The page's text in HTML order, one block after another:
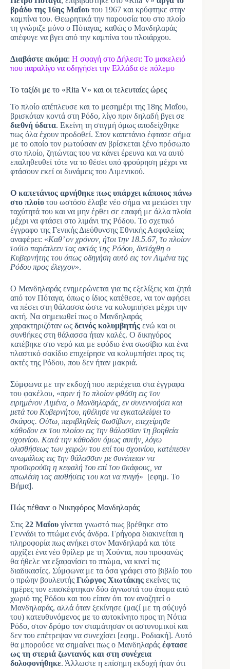
βράδυ της 16ης Μαΐου του 1967 και κρύφτηκε στην
καμπίνα του. Θεωρητικά την παρουσία του στο πλοίο
τη γνώριζε μόνο ο Πόταγας, καθώς ο Μανδηλαράς
απέφυγε να βγει από την καμπίνα του πλοιάρχου.
Διαβάστε ακόμα: Η σφαγή στο Δήλεσι: Το μακελειό
που παραλίγο να οδηγήσει την Ελλάδα σε πόλεμο
Το ταξίδι με το «Rita V» και οι τελευταίες ώρες
Το πλοίο απέπλευσε και το μεσημέρι της 18ης Μαΐου,
βρισκόταν κοντά στη Ρόδο, λίγο πριν δηλαδή βγει σε
διεθνή ύδατα. Εκείνη τη στιγμή όμως αποδείχθηκε
πως όλα έχουν προδοθεί. Στον καπετάνιο έφτασε σήμα
με το οποίο τον ρωτούσαν αν βρίσκεται ξένο πρόσωπο
στο πλοίο, ζητώντας του να κάνει έρευνα και να αυτό
επαληθευθεί τότε να το θέσει υπό φρούρηση μέχρι να
φτάσουν εκεί οι δυνάμεις του Λιμενικού.
Ο καπετάνιος αρνήθηκε πως υπάρχει κάποιος πάνω
στο πλοίο του ωστόσο έλαβε νέο σήμα να μειώσει την
ταχύτητά του και να μην έρθει σε επαφή με άλλα πλοία
μέχρι να φτάσει στο λιμάνι της Ρόδου. Το σχετικό
έγγραφο της Γενικής Διεύθυνσης Εθνικής Ασφαλείας
αναφέρει: «Καθ’ ον χρόνον, ήτοι την 18.5.67, το πλοίον
τούτο παρέπλεεν τας ακτάς της Ρόδου, διετάχθη ο
Κυβερνήτης του όπως οδηγήση αυτό εις τον Λιμένα της
Ρόδου προς έλεγχον».
Ο Μανδηλαράς ενημερώνεται για τις εξελίξεις και ζητά
από τον Πόταγα, όπως ο ίδιος κατέθεσε, να τον αφήσει
να πέσει στη θάλασσα ώστε να κολυμπήσει μέχρι την
ακτή. Να σημειωθεί πως ο Μανδηλαράς
χαρακτηριζόταν ως δεινός κολυμβητής ενώ και οι
συνθήκες στη θάλασσα ήταν καλές. Ο δικηγόρος
κατέβηκε στο νερό και με εφόδιο ένα σωσίβιο και ένα
πλαστικό σακίδιο επιχείρησε να κολυμπήσει προς τις
ακτές της Ρόδου, που δεν ήταν μακριά.
Σύμφωνα με την εκδοχή που περιέχεται στα έγγραφα
του φακέλου, «πριν ή το πλοίον φθάση εις τον
ειρημένον Λιμένα, ο Μανδηλαράς, εν συνεννοήσει και
μετά του Κυβερνήτου, ηθέλησε να εγκαταλείψει το
σκάφος. Ούτω, περιβληθείς σωσίβιον, επεχείρησε
κάθοδον εκ του πλοίου εις την θάλασσαν τη βοηθεία
σχοινίου. Κατά την κάθοδον όμως αυτήν, λόγω
ολισθήσεως των χειρών του επί του σχοινίου, κατέπεσεν
ανωμάλως εις την θάλασσαν με συνέπειαν να
προσκρούση η κεφαλή του επί του σκάφους, να
απωλέση τας αισθήσεις του και να πνιγή» [εφημ. Το
Βήμα].
Πώς πέθανε ο Νικηφόρος Μανδηλαράς
Στις 22 Μαΐου γίνεται γνωστό πως βρέθηκε στο
Γεννάδι το πτώμα ενός άνδρα. Γρήγορα διακινείται η
πληροφορία πως ανήκει στον Μανδηλαρά και τότε
αρχίζει ένα νέο θρίλερ με τη Χούντα, που προφανώς
θα ήθελε να εξαφανίσει το πτώμα, να κινεί τις
διαδικασίες. Σύμφωνα με τα όσα γράφει στο βιβλίο του
ο πρώην βουλευτής Γιώργος Χιωτάκης εκείνες τις
ημέρες τον επισκέφτηκαν δύο άγνωστά του άτομα από
χωριό της Ρόδου και του είπαν ότι τον αναζητεί ο
Μανδηλαράς, αλλά όταν ξεκίνησε (μαζί με τη σύζυγό
του) κατευθυνόμενος με το αυτοκίνητο προς τη Νότια
Ρόδο, στον δρόμο τον σταμάτησαν οι αστυνομικοί και
δεν του επέτρεψαν να συνεχίσει [εφημ. Ροδιακή]. Αυτό
θα μπορούσε να σημαίνει πως ο Μανδηλαράς έφτασε
ως τη στεριά ζωντανός και στη συνέχεια
δολοφονήθηκε. Άλλωστε η επίσημη εκδοχή ήταν ότι